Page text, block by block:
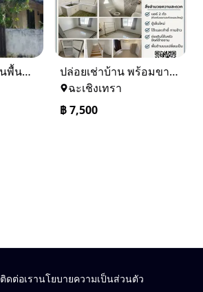
ขายบ้านเดียว 1 ชั้นพื้นที่ 102 ตรว บางละมุง ชลบุรี
ปล่อยเช่าบ้าน พร้อมขาย หมู่บ้านเจทาว ตำบลแสนภูดาษ
ฉะเชิงเทรา
฿7,500
ติดต่อเรานโยบายความเป็นส่วนตัว